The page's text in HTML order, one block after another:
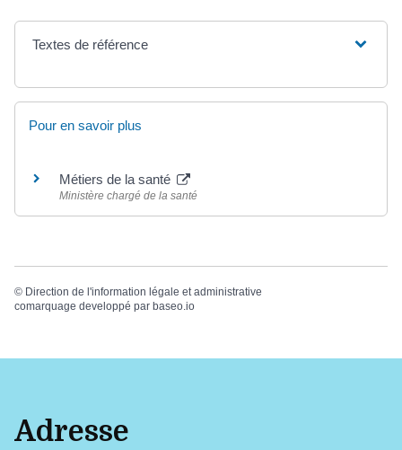
Textes de référence
Pour en savoir plus
Métiers de la santé
Ministère chargé de la santé
© Direction de l'information légale et administrative
comarquage developpé par baseo.io
Adresse